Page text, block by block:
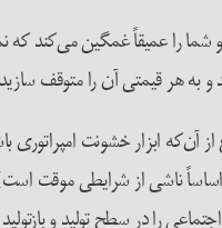
را عمیقاً غمگین می‌کند که
قیمتی آن را متوقف
آن‌که ابزار خشونت
اساساً ناشی از شرایطی
را در سطح تولید و